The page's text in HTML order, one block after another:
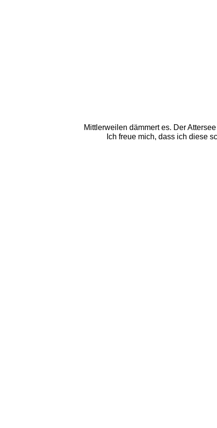
Mittlerweilen dämmert es. Der
Ich freue mich, dass ich diese